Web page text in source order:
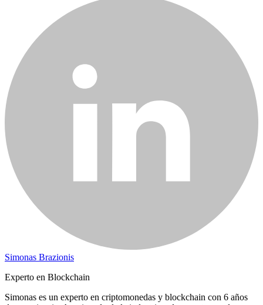
Simonas Brazionis
Experto en Blockchain
Simonas es un experto en criptomonedas y blockchain con 6 años